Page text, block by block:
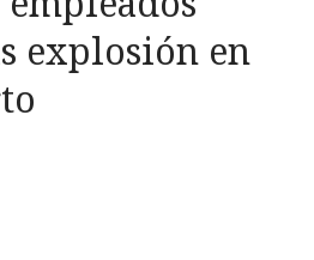
explosión en